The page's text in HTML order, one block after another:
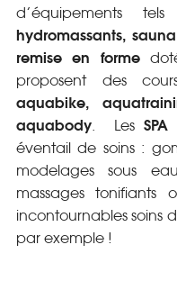
d’équipements
hydromassants,
remise en forme
proposent des
aquabike,
aquabody. LesSPA
éventail de soins :
modelages sous
massages tonifiants
incontournables soins
par exemple !